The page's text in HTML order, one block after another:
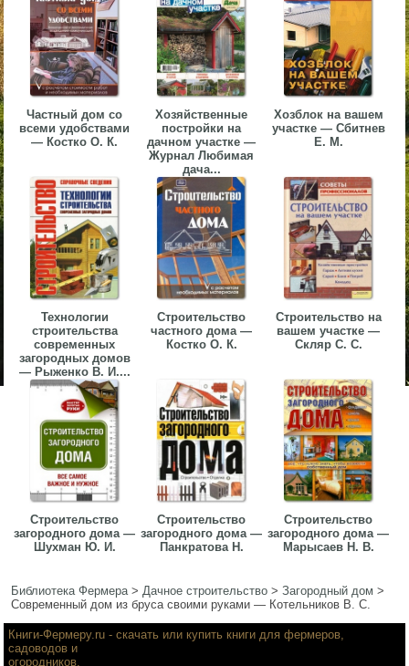
Частный дом со
всеми удобствами
— Костко О. К.
Хозяйственные
постройки на
дачном участке —
Журнал Любимая
дача...
Хозблок на вашем
участке — Сбитнев
Е. М.
Технологии
строительства
современных
загородных домов
— Рыженко В. И....
Строительство
частного дома —
Костко О. К.
Строительство на
вашем участке —
Скляр С. С.
Строительство
загородного дома —
Шухман Ю. И.
Строительство
загородного дома —
Панкратова Н.
Строительство
загородного дома —
Марысаев Н. В.
Библиотека Фермера>Дачное строительство >Загородный дом >
Современный дом из бруса своими руками — Котельников В. С.
▼
▼
Книги-Фермеру.ru - скачать или купить книги для фермеров,
садоводов и
огородников.